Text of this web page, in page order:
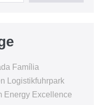
Família
Logistikfuhrpark
Energy Excellence